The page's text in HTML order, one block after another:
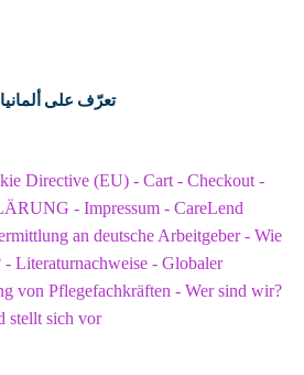
تعرّف على ألمانيا